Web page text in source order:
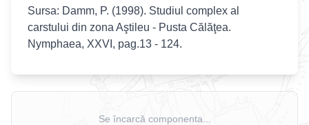
Sursa: Damm, P. (1998). Studiul complex al
carstului din zona Aştileu - Pusta Călăţea.
Nymphaea, XXVI, pag.13 - 124.
Se încarcă componenta...